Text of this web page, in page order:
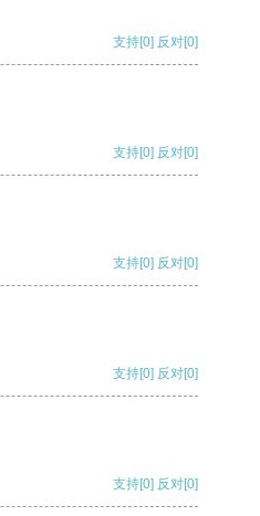
支持[0] 反对[0]
支持[0] 反对[0]
支持[0] 反对[0]
支持[0] 反对[0]
支持[0] 反对[0]